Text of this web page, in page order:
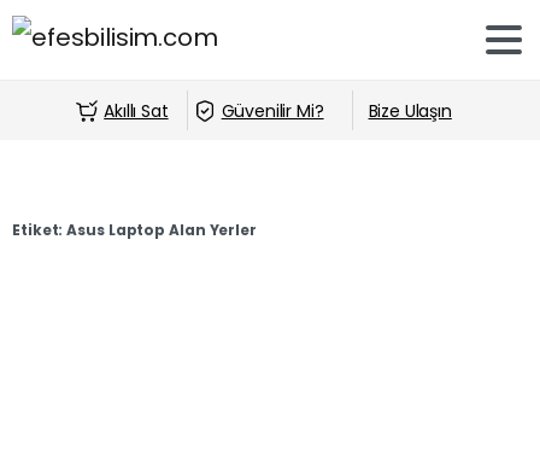
Akıllı Sat Güvenilir Mi? Bize Ulaşın
Etiket:Asus Laptop Alan Yerler